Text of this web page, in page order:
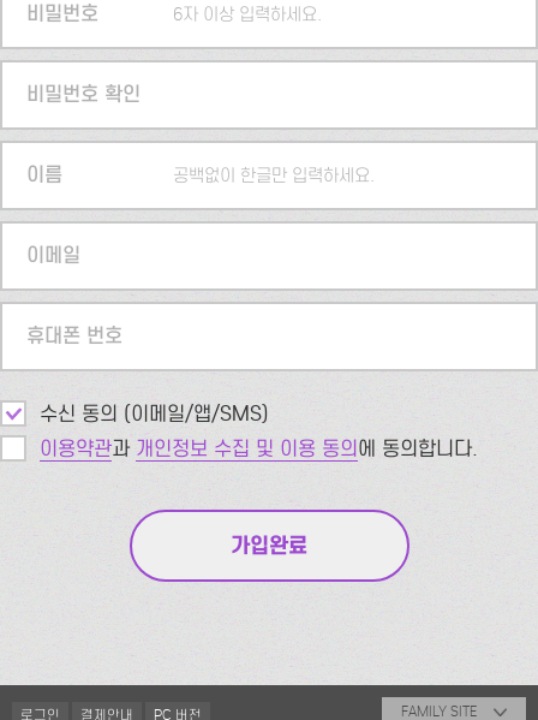
비밀번호 6자 이상 입력하세요.
비밀번호 확인
이름 공백없이 한글만 입력하세요.
이메일
휴대폰 번호
수신 동의 (이메일/앱/SMS)
이용약관과 개인정보 수집 및 이용 동의에 동의합니다.
로그인 결제안내 PC 버전 FAMILY SITE